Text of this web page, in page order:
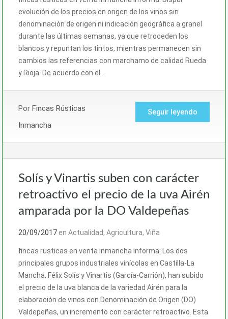
evolución de los precios en origen de los vinos sin
denominación de origen ni indicación geográfica a granel
durante las últimas semanas, ya que retroceden los
blancos y repuntan los tintos, mientras permanecen sin
cambios las referencias con marchamo de calidad Rueda
y Rioja. De acuerdo con el…
Por Fincas Rústicas
Inmancha
Seguir leyendo
Solís y Vinartis suben con carácter
retroactivo el precio de la uva Airén
amparada por la DO Valdepeñas
20/09/2017 en Actualidad, Agricultura, Viña
fincas rusticas en venta inmancha informa: Los dos
principales grupos industriales vinícolas en Castilla-La
Mancha, Félix Solís y Vinartis (García-Carrión), han subido
el precio de la uva blanca de la variedad Airén para la
elaboración de vinos con Denominación de Origen (DO)
Valdepeñas, un incremento con carácter retroactivo. Esta